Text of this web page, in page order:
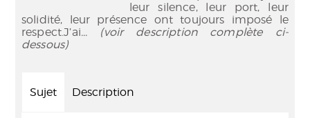
leur silence, leur port, leur
solidité, leur présence ont toujours imposé le
respect.J’ai... (voir description complète ci-
dessous)
Sujet Description